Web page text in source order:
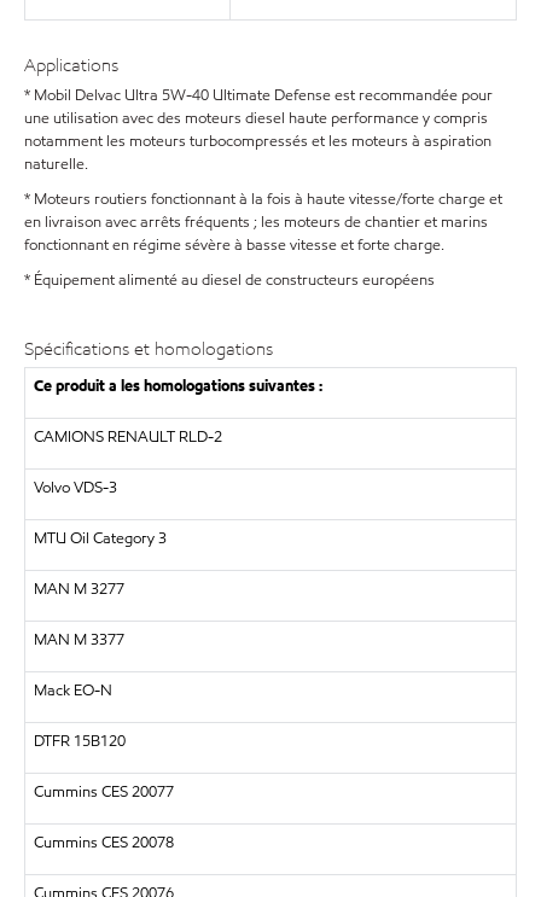
Applications
* Mobil Delvac Ultra 5W-40 Ultimate Defense est recommandée pour
une utilisation avec des moteurs diesel haute performance y compris
notamment les moteurs turbocompressés et les moteurs à aspiration
naturelle.
* Moteurs routiers fonctionnant à la fois à haute vitesse/forte charge et
en livraison avec arrêts fréquents ; les moteurs de chantier et marins
fonctionnant en régime sévère à basse vitesse et forte charge.
* Équipement alimenté au diesel de constructeurs européens
Spécifications et homologations
Ce produit a les homologations suivantes :
CAMIONS RENAULT RLD-2
Volvo VDS-3
MTU Oil Category 3
MAN M 3277
MAN M 3377
Mack EO-N
DTFR 15B120
Cummins CES 20077
Cummins CES 20078